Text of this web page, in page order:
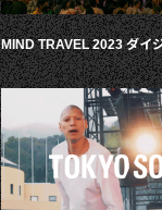
MIND TRAVEL 2023 ダイ